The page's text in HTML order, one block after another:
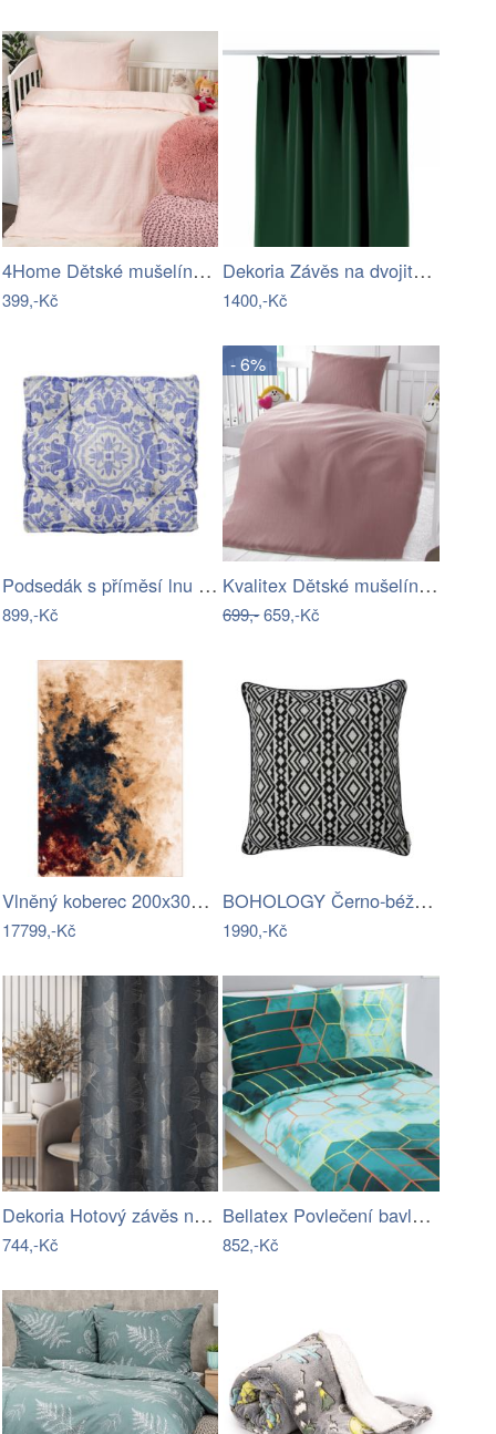
4Home Dětské mušelínové povlečení do…
399,-Kč
Dekoria Závěs na dvojitých hačcích flex…
1400,-Kč
Podsedák s příměsí lnu Linen Couture…
899,-Kč
- 6%
Kvalitex Dětské mušelínové povlečení do…
699,-659,-Kč
Vlněný koberec 200x300 cm Burst dark…
17799,-Kč
BOHOLOGY Černo-béžový venkovní povlak…
1990,-Kč
Dekoria Hotový závěs na řasicí pásku…
744,-Kč
Bellatex Povlečení bavlněné 140x200,…
852,-Kč